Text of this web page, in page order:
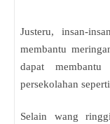
Justeru, insan-
membantu
dapat membantu
persekolahan
Selain wang